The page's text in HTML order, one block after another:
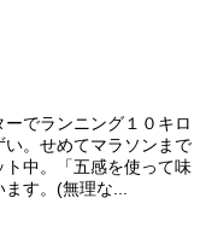
でランニング１０キロ
。せめてマラソンまで
中。「五感を使って味
す。(無理な...